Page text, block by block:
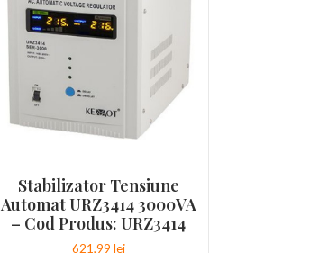
Stabilizator Tensiune
Automat URZ3414 3000VA
– Cod Produs: URZ3414
621,99 lei